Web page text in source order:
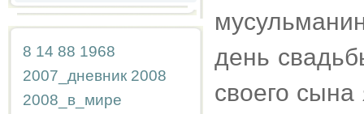
8 14 88 1968
2007_дневник 2008
2008_в_мире
день
своего